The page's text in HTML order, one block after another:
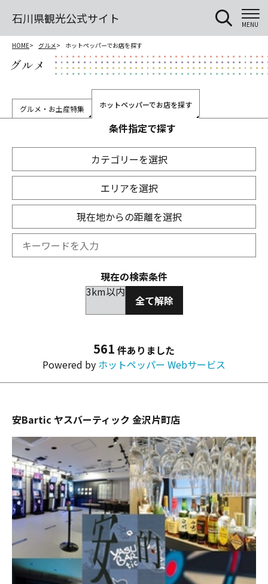
石川県観光公式サイト MENU
HOME グルメ ホットペッパーでお店を探す
グルメ
グルメ・お土産特集 ホットペッパーでお店を探す
条件指定で探す
カテゴリーを選択
エリアを選択
現在地からの距離を選択
現在の検索条件
3km以内
全て解除
561 件ありました
Powered by ホットペッパー Webサービス
安Bartic ヤスバーティック 金沢片町店